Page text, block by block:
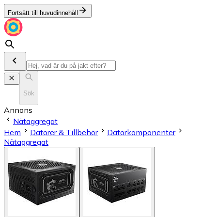
Fortsätt till huvudinnehåll
Sök
Annons
Nätaggregat
Hem
Datorer & Tillbehör
Datorkomponenter
Nätaggregat